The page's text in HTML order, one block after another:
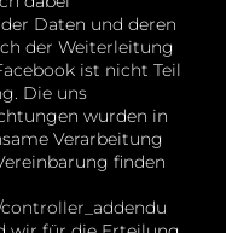
Daten und deren
der Weiterleitung
ist nicht Teil
Die uns
wurden in
Verarbeitung
finden